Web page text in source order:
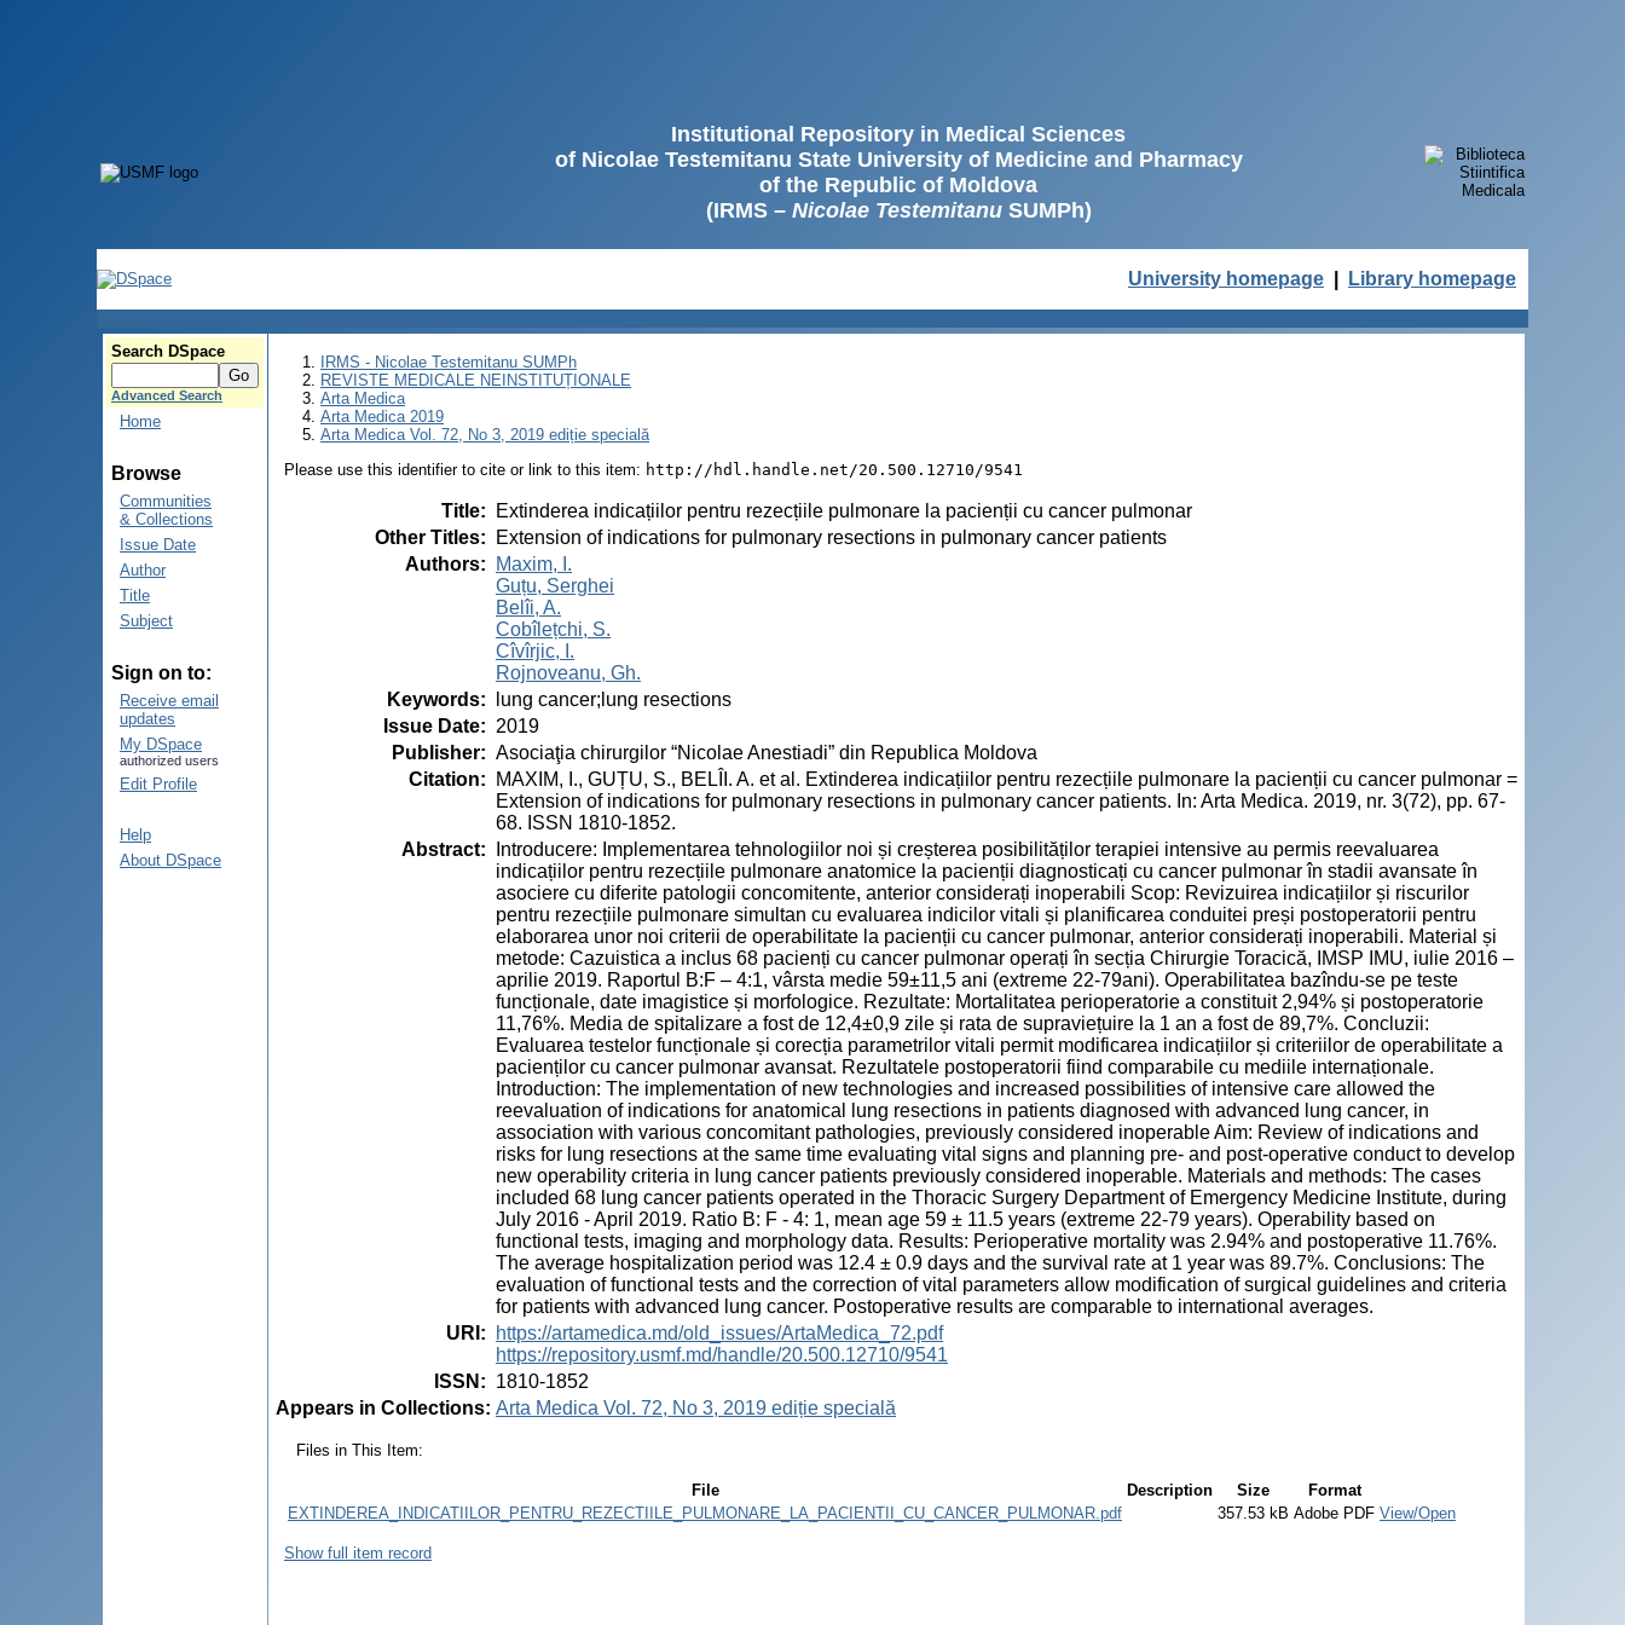
Institutional Repository in Medical Sciences
of Nicolae Testemitanu State University of Medicine and Pharmacy
of the Republic of Moldova
(IRMS – Nicolae TestemitanuSUMPh)
University homepage Library homepage
Search DSpace
Advanced Search
Home
Browse
Communities
& Collections
Issue Date
Author
Title
Subject
Sign on to:
Receive email
updates
My DSpace
authorized users
Edit Profile
Help
About DSpace
IRMS - Nicolae Testemitanu SUMPh
REVISTE MEDICALE NEINSTITUȚIONALE
Arta Medica
Arta Medica 2019
Arta Medica Vol. 72, No 3, 2019 ediție specială
Please use this identifier to cite or link to this item: http://hdl.handle.net/20.500.12710/9541
Title:
Extinderea indicațiilor pentru rezecțiile pulmonare la pacienții cu cancer pulmonar
Other Titles:
Extension of indications for pulmonary resections in pulmonary cancer patients
Authors:
Maxim, I.
Guțu, Serghei
Belîi, A.
Cobîlețchi, S.
Cîvîrjic, I.
Rojnoveanu, Gh.
Keywords:
lung cancer;lung resections
Issue Date: 2019
Publisher: Asociaţia chirurgilor “Nicolae Anestiadi” din Republica Moldova
Citation:
MAXIM, I., GUȚU, S., BELÎI. A. et al. Extinderea indicațiilor pentru rezecțiile pulmonare la pacienții cu cancer pulmonar =
Extension of indications for pulmonary resections in pulmonary cancer patients. In: Arta Medica. 2019, nr. 3(72), pp. 67-
68. ISSN 1810-1852.
Abstract:
Introducere: Implementarea tehnologiilor noi și creșterea posibilităților terapiei intensive au permis reevaluarea
indicațiilor pentru rezecțiile pulmonare anatomice la pacienții diagnosticați cu cancer pulmonar în stadii avansate în
asociere cu diferite patologii concomitente, anterior considerați inoperabili Scop: Revizuirea indicațiilor și riscurilor
pentru rezecțiile pulmonare simultan cu evaluarea indicilor vitali și planificarea conduitei preși postoperatorii pentru
elaborarea unor noi criterii de operabilitate la pacienții cu cancer pulmonar, anterior considerați inoperabili. Material și
metode: Cazuistica a inclus 68 pacienți cu cancer pulmonar operați în secția Chirurgie Toracică, IMSP IMU, iulie 2016 –
aprilie 2019. Raportul B:F – 4:1, vârsta medie 59±11,5 ani (extreme 22-79ani). Operabilitatea bazîndu-se pe teste
funcționale, date imagistice și morfologice. Rezultate: Mortalitatea perioperatorie a constituit 2,94% și postoperatorie
11,76%. Media de spitalizare a fost de 12,4±0,9 zile și rata de supraviețuire la 1 an a fost de 89,7%. Concluzii:
Evaluarea testelor funcționale și corecția parametrilor vitali permit modificarea indicațiilor și criteriilor de operabilitate a
pacienților cu cancer pulmonar avansat. Rezultatele postoperatorii fiind comparabile cu mediile internaționale.
Introduction: The implementation of new technologies and increased possibilities of intensive care allowed the
reevaluation of indications for anatomical lung resections in patients diagnosed with advanced lung cancer, in
association with various concomitant pathologies, previously considered inoperable Aim: Review of indications and
risks for lung resections at the same time evaluating vital signs and planning pre- and post-operative conduct to develop
new operability criteria in lung cancer patients previously considered inoperable. Materials and methods: The cases
included 68 lung cancer patients operated in the Thoracic Surgery Department of Emergency Medicine Institute, during
July 2016 - April 2019. Ratio B: F - 4: 1, mean age 59 ± 11.5 years (extreme 22-79 years). Operability based on
functional tests, imaging and morphology data. Results: Perioperative mortality was 2.94% and postoperative 11.76%.
The average hospitalization period was 12.4 ± 0.9 days and the survival rate at 1 year was 89.7%. Conclusions: The
evaluation of functional tests and the correction of vital parameters allow modification of surgical guidelines and criteria
for patients with advanced lung cancer. Postoperative results are comparable to international averages.
URI :
https://artamedica.md/old_issues/ArtaMedica_72.pdf
https://repository.usmf.md/handle/20.500.12710/9541
ISSN : 1810-1852
Appears in Collections: Arta Medica Vol. 72, No 3, 2019 ediție specială
Files in This Item:
File Description Size
Format
EXTINDEREA_INDICATIILOR_PENTRU_REZECTIILE_PULMONARE_LA_PACIENTII_CU_CANCER_PULMONAR.pdf
357.53 kB Adobe PDF View/Open
Show full item record